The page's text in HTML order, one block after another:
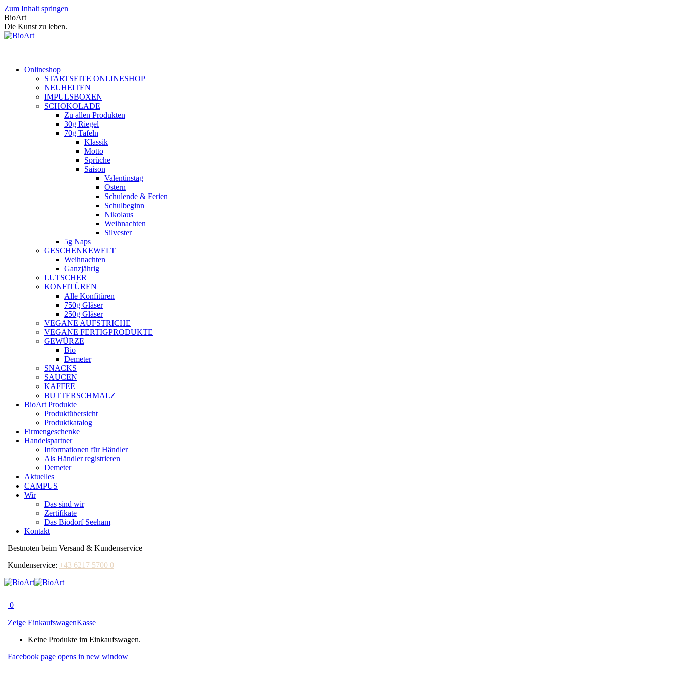
Zum Inhalt springen
BioArt
Die Kunst zu leben.
Onlineshop
STARTSEITE ONLINESHOP
NEUHEITEN
IMPULSBOXEN
SCHOKOLADE
Zu allen Produkten
30g Riegel
70g Tafeln
Klassik
Motto
Sprüche
Saison
Valentinstag
Ostern
Schulende & Ferien
Schulbeginn
Nikolaus
Weihnachten
Silvester
5g Naps
GESCHENKEWELT
Weihnachten
Ganzjährig
LUTSCHER
KONFITÜREN
Alle Konfitüren
750g Gläser
250g Gläser
VEGANE AUFSTRICHE
VEGANE FERTIGPRODUKTE
GEWÜRZE
Bio
Demeter
SNACKS
SAUCEN
KAFFEE
BUTTERSCHMALZ
BioArt Produkte
Produktübersicht
Produktkatalog
Firmengeschenke
Handelspartner
Informationen für Händler
Als Händler registrieren
Demeter
Aktuelles
CAMPUS
Wir
Das sind wir
Zertifikate
Das Biodorf Seeham
Kontakt
Bestnoten beim Versand & Kundenservice
Kundenservice: +43 6217 5700 0
0
Zeige EinkaufswagenKasse
Keine Produkte im Einkaufswagen.
Facebook page opens in new window
|